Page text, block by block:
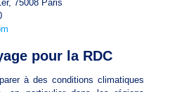
75008 Paris
pour la RDC
à des conditions climatiques